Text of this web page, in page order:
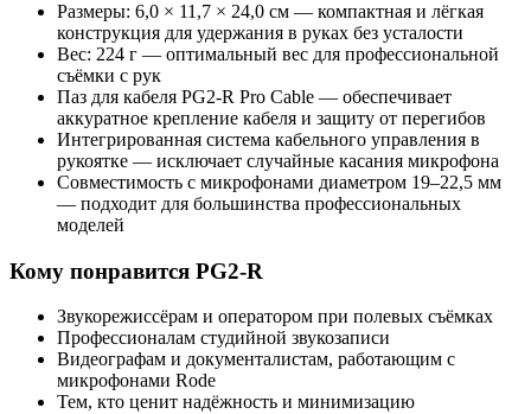
Размеры: 6,0 × 11,7 × 24,0 см — компактная и лёгкая
конструкция для удержания в руках без усталости
Вес: 224 г — оптимальный вес для профессиональной
съёмки с рук
Паз для кабеля PG2-R Pro Cable — обеспечивает
аккуратное крепление кабеля и защиту от перегибов
Интегрированная система кабельного управления в
рукоятке — исключает случайные касания микрофона
Совместимость с микрофонами диаметром 19–22,5 мм
— подходит для большинства профессиональных
моделей
Кому понравится PG2-R
Звукорежиссёрам и оператором при полевых съёмках
Профессионалам студийной звукозаписи
Видеографам и документалистам, работающим с
микрофонами Rode
Тем, кто ценит надёжность и минимизацию